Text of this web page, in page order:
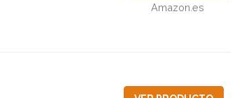
Amazon.es